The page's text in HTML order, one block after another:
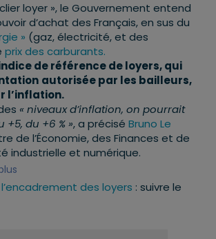
loyer », le Gouvernement entend
d’achat des Français, en sus du
» (gaz, électricité, et des
prix des carburants.
de référence de loyers, qui
autorisée par les bailleurs,
l’inflation.
« niveaux d’inflation, on pourrait
du +6 % », a précisé Bruno Le
de l’Économie, des Finances et de
industrielle et numérique.
des loyers : suivre le